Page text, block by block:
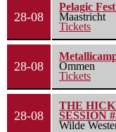
28-08
Pelagic
Maastricht
Tickets
28-08
Ommen
Tickets
28-08
THE
SESSION
Wilde